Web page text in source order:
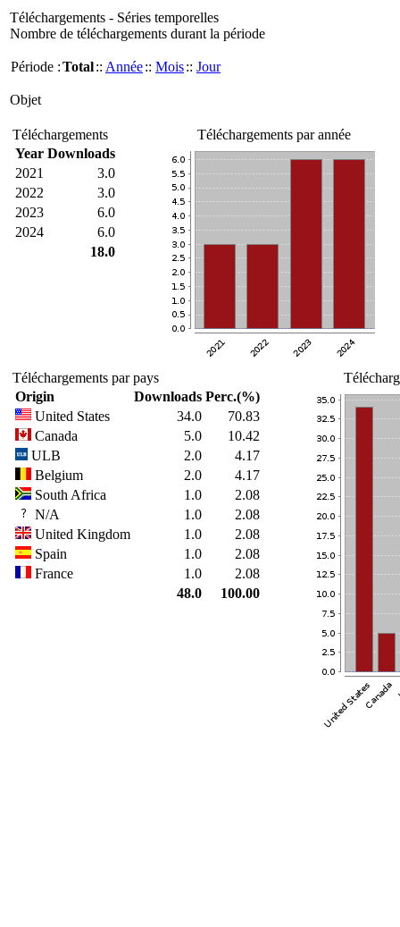
Téléchargements - Séries temporelles
Nombre de téléchargements durant la période
Période :Total:: Année:: Mois:: Jour
Objet
Téléchargements
Year Downloads
2021
3.0
2022
3.0
2023
6.0
2024
6.0
18.0
Téléchargements par année
Téléchargements par pays
Origin
Downloads Perc.(%)
United States
34.0
70.83
Canada
5.0
10.42
ULB
2.0
4.17
Belgium
2.0
4.17
South Africa
1.0
2.08
N/A
1.0
2.08
United Kingdom
1.0
2.08
Spain
1.0
2.08
France
1.0
2.08
48.0
100.00